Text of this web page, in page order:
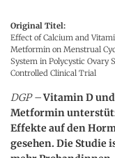
Original Titel:
Effect of Calcium and
Metformin on Menstrual
System in Polycystic Ovary
Controlled Clinical Trial
DGP –Vitamin D
Metformin
Effekte auf den
gesehen. Die Studie